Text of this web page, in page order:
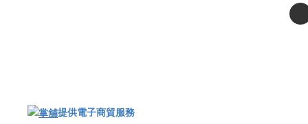
提供電子商貿服務